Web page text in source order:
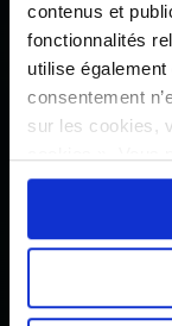
contenus et
fonctionnalités
utilise
consentement
sur les cookies,
sélectionner les
« Détails ». À
choix en